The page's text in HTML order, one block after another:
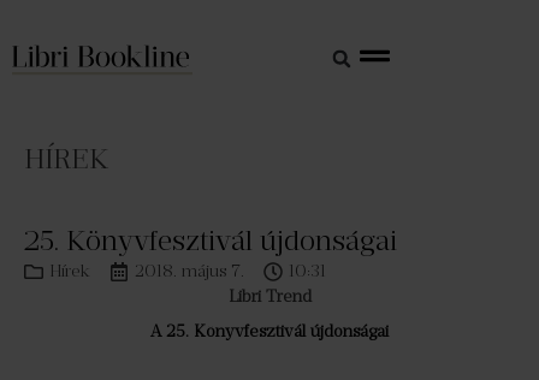
HÍREK
25. Könyvfesztivál újdonságai
Hírek 2018. május 7.
10:31
Libri Trend
A 25. Könyvfesztivál újdonságai